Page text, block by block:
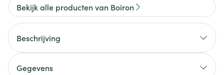
Bekijk alle producten van Boiron
Beschrijving
Gegevens